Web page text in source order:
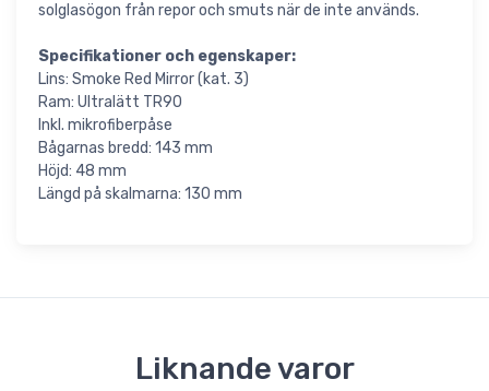
solglasögon från repor och smuts när de inte används.
Specifikationer och egenskaper:
Lins: Smoke Red Mirror (kat. 3)
Ram: Ultralätt TR90
Inkl. mikrofiberpåse
Bågarnas bredd: 143 mm
Höjd: 48 mm
Längd på skalmarna: 130 mm
Liknande varor